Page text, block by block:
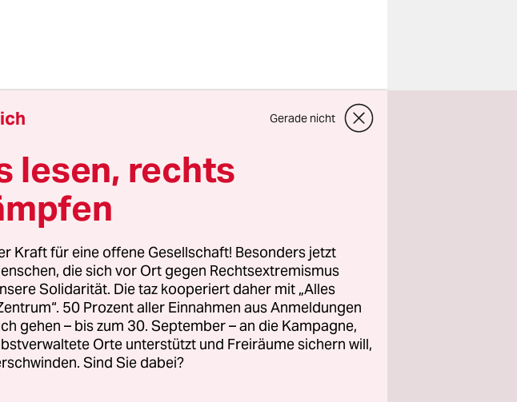
Arbeitszimmer des Onkels,
An einer Wand hängen
von Zigarillos liegt in der
Chaiselongue mit einer
Buch hinter einer
Liegen über dem Kopf zu
mit seinen Eltern zu Besuch
Schwabing. Der Onkel, ein
aus den Regalen immer
die Deutsch klingen und
Gerade nicht
lesen, rechts
Kraft für eine offene Gesellschaft! Besonders jetzt
die sich vor Ort gegen Rechtsextremismus
Solidarität. Die taz kooperiert daher mit „Alles
50 Prozent aller Einnahmen aus Anmeldungen
gehen – bis zum 30. September – an die Kampagne,
Orte unterstützt und Freiräume sichern will,
Sind Sie dabei?